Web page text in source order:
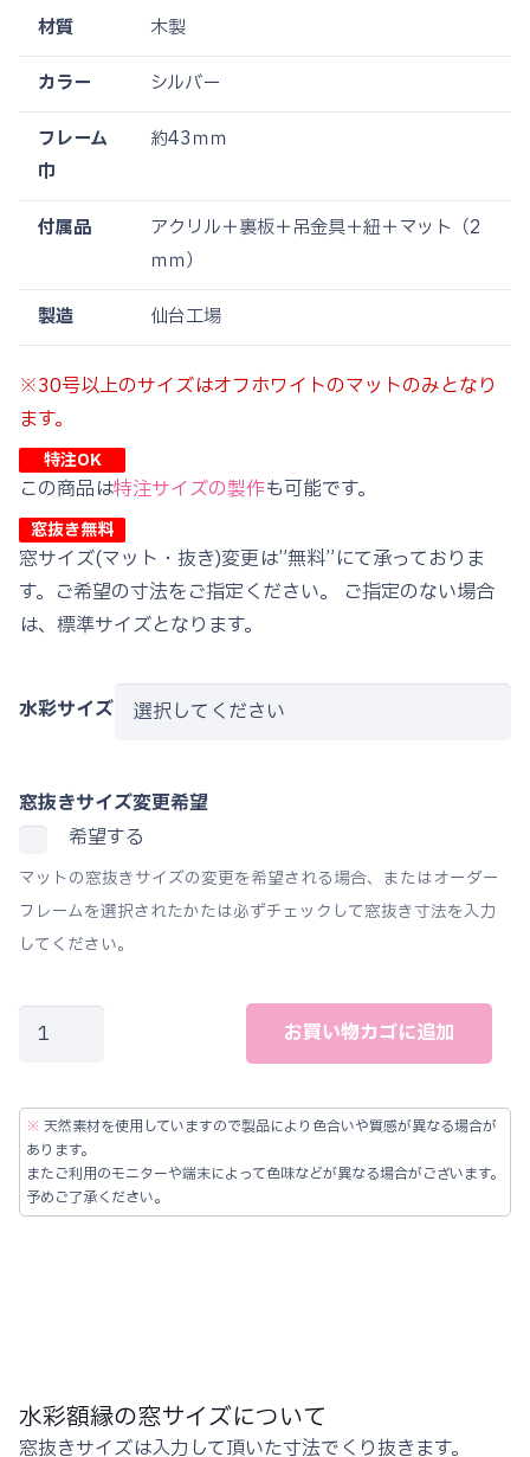
材質 木製
カラー シルバー
フレーム
巾
約43ｍｍ
付属品
アクリル＋裏板＋吊金具＋紐＋マット（2
ｍｍ）
製造 仙台工場
※30号以上のサイズはオフホワイトのマットのみとなり
ます。
特注OK
この商品は特注サイズの製作も可能です。
窓抜き無料
窓サイズ(マット・抜き)変更は”無料”にて承っておりま
す。ご希望の寸法をご指定ください。 ご指定のない場合
は、標準サイズとなります。
水彩サイズ
窓抜きサイズ変更希望
希望する
マットの窓抜きサイズの変更を希望される場合、またはオーダー
フレームを選択されたかたは必ずチェックして窓抜き寸法を入力
してください。
調
大
型
対
シ
お買い物カゴに追加
※ 天然素材を使用していますので製品により色合いや質感が異なる場合が
あります。
またご利用のモニターや端末によって色味などが異なる場合がございます。
予めご了承ください。
水彩額縁の窓サイズについて
窓抜きサイズは入力して頂いた寸法でくり抜きます。